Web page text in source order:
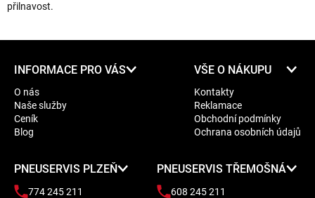
přilnavost.
INFORMACE PRO VÁS
O nás
Naše služby
Ceník
Blog
VŠE O NÁKUPU
Kontakty
Reklamace
Obchodní podmínky
Ochrana osobních údajů
PNEUSERVIS PLZEŇ
774 245 211
PNEUSERVIS TŘEMOŠNÁ
608 245 211